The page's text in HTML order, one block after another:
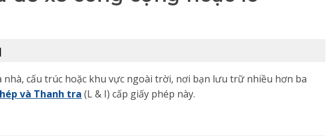
nhà, cấu trúc hoặc khu vực ngoài trời, nơi bạn lưu trữ nhiều hơn ba
và Thanh tra (L & I) cấp giấy phép này.